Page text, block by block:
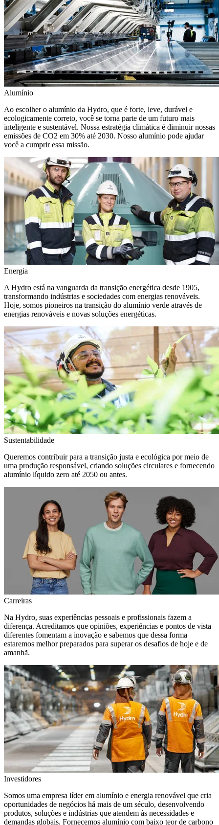
Alumínio
Ao escolher o alumínio da Hydro, que é forte, leve, durável e
ecologicamente correto, você se torna parte de um futuro mais
inteligente e sustentável. Nossa estratégia climática é diminuir nossas
emissões de CO2 em 30% até 2030. Nosso alumínio pode ajudar
você a cumprir essa missão.
Energia
A Hydro está na vanguarda da transição energética desde 1905,
transformando indústrias e sociedades com energias renováveis.
Hoje, somos pioneiros na transição do alumínio verde através de
energias renováveis e novas soluções energéticas.
Sustentabilidade
Queremos contribuir para a transição justa e ecológica por meio de
uma produção responsável, criando soluções circulares e fornecendo
alumínio líquido zero até 2050 ou antes.
Carreiras
Na Hydro, suas experiências pessoais e profissionais fazem a
diferença. Acreditamos que opiniões, experiências e pontos de vista
diferentes fomentam a inovação e sabemos que dessa forma
estaremos melhor preparados para superar os desafios de hoje e de
amanhã.
Investidores
Somos uma empresa líder em alumínio e energia renovável que cria
oportunidades de negócios há mais de um século, desenvolvendo
produtos, soluções e indústrias que atendem às necessidades e
demandas globais. Fornecemos alumínio com baixo teor de carbono